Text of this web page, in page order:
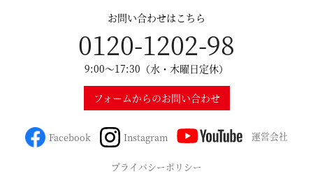
お問い合わせはこちら
0120-1202-98
9:00～17:30（水・木曜日定休）
フォームからのお問い合わせ
Facebook Instagram 運営会社
プライバシーポリシー